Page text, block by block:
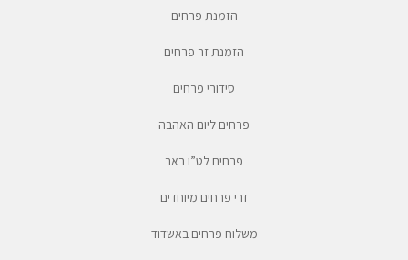
הזמנת פרחים
הזמנת זר פרחים
סידורי פרחים
פרחים ליום האהבה
פרחים לט”ו באב
זרי פרחים מיוחדים
משלוח פרחים באשדוד